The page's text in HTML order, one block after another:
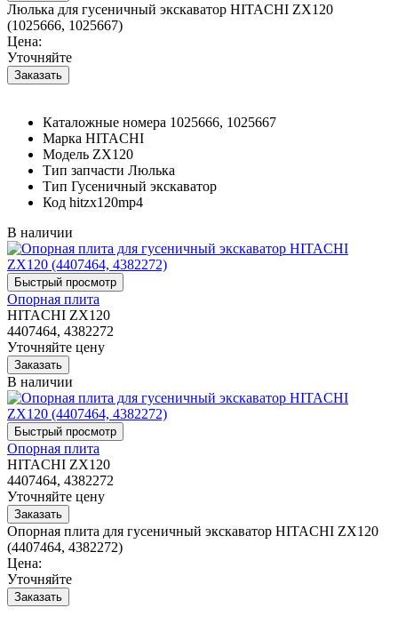
Люлька для гусеничный экскаватор HITACHI ZX120
(1025666, 1025667)
Цена:
Уточняйте
Каталожные номера 1025666, 1025667
Марка HITACHI
Модель ZX120
Тип запчасти Люлька
Тип Гусеничный экскаватор
Код hitzx120mp4
В наличии
Опорная плита
HITACHI ZX120
4407464, 4382272
Уточняйте цену
В наличии
Опорная плита
HITACHI ZX120
4407464, 4382272
Уточняйте цену
Опорная плита для гусеничный экскаватор HITACHI ZX120
(4407464, 4382272)
Цена:
Уточняйте